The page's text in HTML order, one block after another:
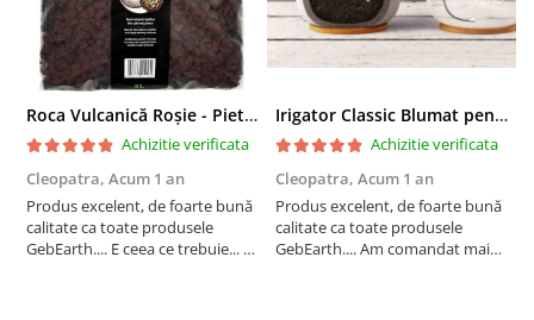
Roca Vulcanică Roșie - Pietriș pentru Drenaj, Aerare si Decorativ
Achizitie verificata
Cleopatra, Acum 1 an
Produs excelent, de foarte bună
calitate ca toate produsele
GebEarth.... E ceea ce trebuie... În
Irigator Classic Blumat pentru plante in ghiveci, debit 75ml pana la 125 ml/24 h
Achizitie verificata
Cleopatra, Acum 1 an
Produs excelent, de foarte bună
calitate ca toate produsele
GebEarth.... Am comandat mai